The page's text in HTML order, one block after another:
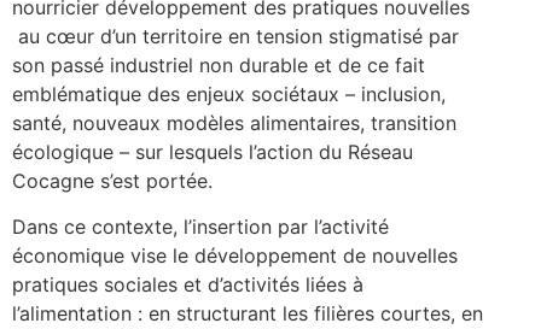
nourricier développement des pratiques nouvelles
au cœur d’un territoire en tension stigmatisé par
son passé industriel non durable et de ce fait
emblématique des enjeux sociétaux – inclusion,
santé, nouveaux modèles alimentaires, transition
écologique – sur lesquels l’action du Réseau
Cocagne s’est portée.
Dans ce contexte, l’insertion par l’activité
économique vise le développement de nouvelles
pratiques sociales et d’activités liées à
l’alimentation : en structurant les filières courtes, en